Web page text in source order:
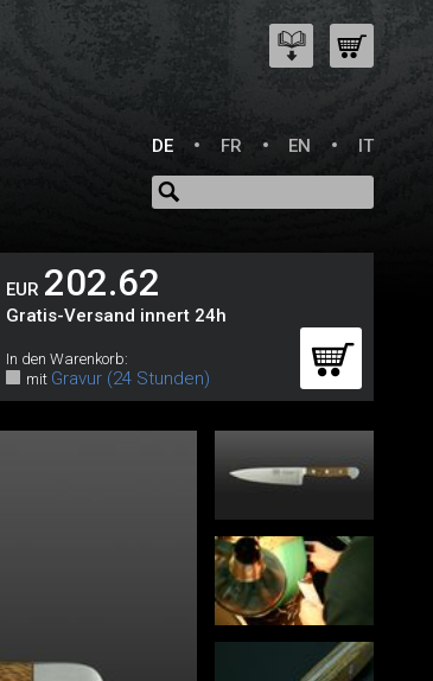
DE
FR EN IT
EUR 202.62
Gratis-Versand innert 24h
In den Warenkorb:
mit Gravur (24 Stunden)